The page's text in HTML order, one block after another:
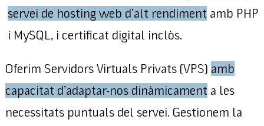
servei de hosting web d’alt rendiment amb PHP
i MySQL, i certificat digital inclòs.
Oferim Servidors Virtuals Privats (VPS) amb
capacitat d’adaptar-nos dinàmicament a les
necessitats puntuals del servei. Gestionem la